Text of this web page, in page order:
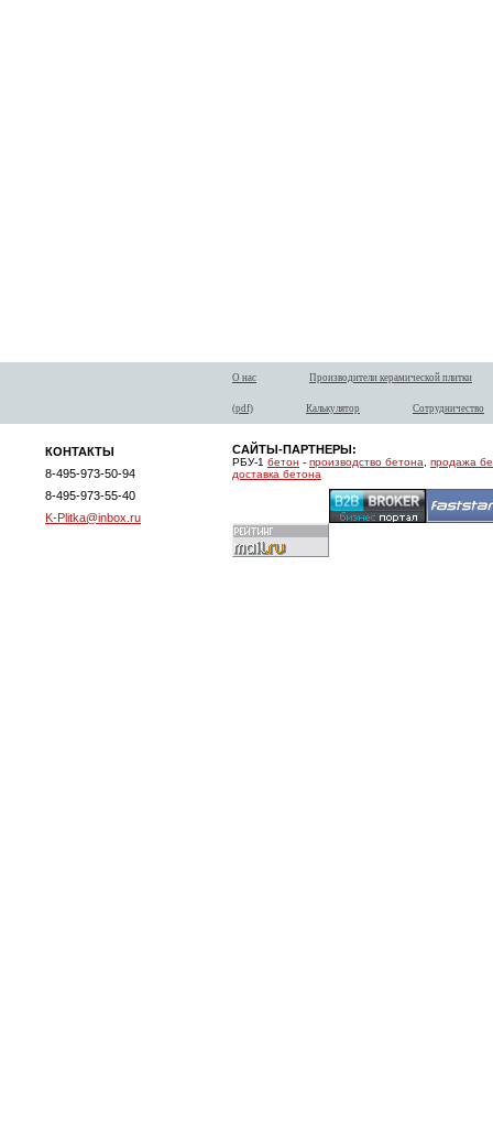
О нас Производители керамической плитки
(pdf) Калькулятор Сотрудничество
КОНТАКТЫ
8-495-973-50-94
8-495-973-55-40
K-Plitka@inbox.ru
САЙТЫ-ПАРТНЕРЫ:
РБУ-1 бетон - производство бетона
продажа
доставка бетона